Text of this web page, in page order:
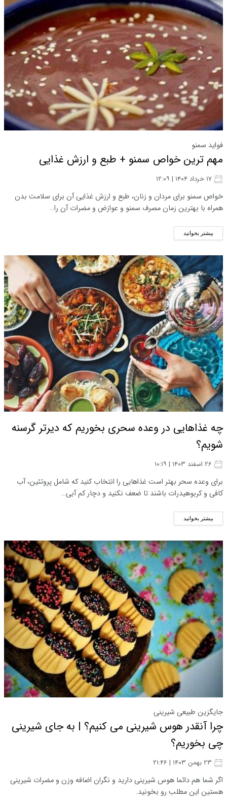
فواید سمنو
مهم ترین خواص سمنو + طبع و ارزش غذایی
خواص سمنو برای مردان و زنان، طبع و ارزش غذایی آن برای سلامت بدن
همراه با بهترین زمان مصرف سمنو و عوازض و مضرات آن را…
بیشتر بخوانید
چه غذاهایی در وعده سحری بخوریم که دیرتر گرسنه
شویم؟
برای وعده سحر بهتر است غذاهایی را انتخاب کنید که شامل پروتئین، آب
کافی و کربوهیدرات باشند تا ضعف نکنید و دچار کم آبی…
بیشتر بخوانید
جایگزین طبیعی شیرینی
چرا آنقدر هوس شیرینی می کنیم؟ | به جای شیرینی
چی بخوریم؟
اگر شما هم دائما هوس شیرینی دارید و نگران اضافه وزن و مضرات شیرینی
هستین این مطلب رو بخونید.